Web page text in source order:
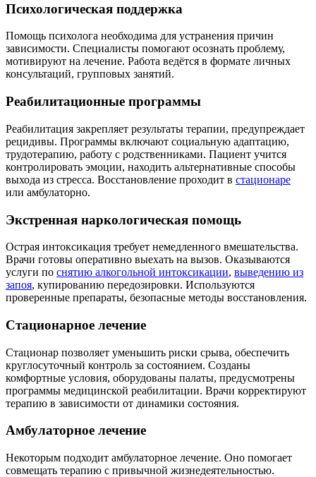
Психологическая поддержка
Помощь психолога необходима для устранения причин
зависимости. Специалисты помогают осознать проблему,
мотивируют на лечение. Работа ведётся в формате личных
консультаций, групповых занятий.
Реабилитационные программы
Реабилитация закрепляет результаты терапии, предупреждает
рецидивы. Программы включают социальную адаптацию,
трудотерапию, работу с родственниками. Пациент учится
контролировать эмоции, находить альтернативные способы
выхода из стресса. Восстановление проходит в стационаре
или амбулаторно.
Экстренная наркологическая помощь
Острая интоксикация требует немедленного вмешательства.
Врачи готовы оперативно выехать на вызов. Оказываются
услуги по снятию алкогольной интоксикации, выведению из
запоя, купированию передозировки. Используются
проверенные препараты, безопасные методы восстановления.
Стационарное лечение
Стационар позволяет уменьшить риски срыва, обеспечить
круглосуточный контроль за состоянием. Созданы
комфортные условия, оборудованы палаты, предусмотрены
программы медицинской реабилитации. Врачи корректируют
терапию в зависимости от динамики состояния.
Амбулаторное лечение
Некоторым подходит амбулаторное лечение. Оно помогает
совмещать терапию с привычной жизнедеятельностью.